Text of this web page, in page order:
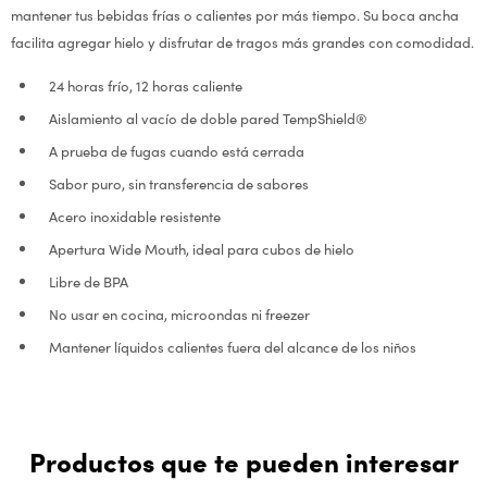
mantener tus bebidas frías o calientes por más tiempo. Su boca ancha
facilita agregar hielo y disfrutar de tragos más grandes con comodidad.
24 horas frío, 12 horas caliente
Aislamiento al vacío de doble pared TempShield®
A prueba de fugas cuando está cerrada
Sabor puro, sin transferencia de sabores
Acero inoxidable resistente
Apertura Wide Mouth, ideal para cubos de hielo
Libre de BPA
No usar en cocina, microondas ni freezer
Mantener líquidos calientes fuera del alcance de los niños
Productos que te pueden interesar